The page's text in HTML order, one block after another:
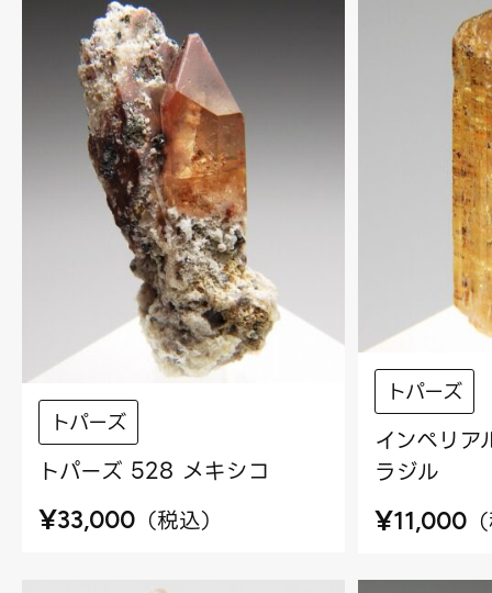
トパーズ
トパーズ 528 メキシコ
¥33,000 （税込）
トパーズ
インペリ
ラジル
¥11,000 （